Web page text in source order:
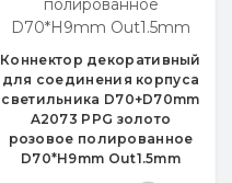
Коннектор декоративный
для соединения корпуса
светильника D70+D70mm
A2073 PPG золото
розовое полированное
D70*H9mm Out1.5mm